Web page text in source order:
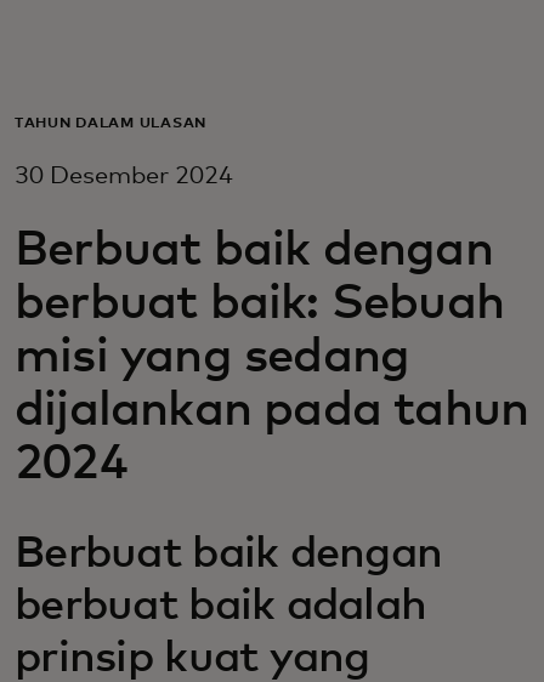
Untuk bisnis
Untuk inovator
Berita dan tren
TAHUN DALAM ULASAN
30 Desember 2024
Berbuat baik dengan
berbuat baik: Sebuah
misi yang sedang
dijalankan pada tahun
2024
Berbuat baik dengan
berbuat baik adalah
prinsip kuat yang